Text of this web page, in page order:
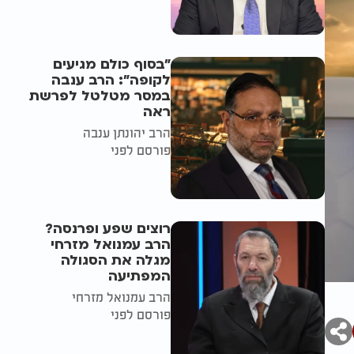
"בסוף כולם מגיעים
לקופה": הרב ענבה
במסר מטלטל לפרשת
ראה
הרב יהונתן ענבה
פורסם לפני
רוצים שפע ופרנסה?
הרב עמנואל מזרחי
מגלה את הסגולה
המפתיעה
הרב עמנואל מזרחי
פורסם לפני